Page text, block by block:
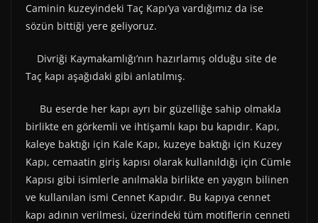
Caminin kuzeyindeki Taç Kapı’ya vardığımız da ise
sözün bittiği yere geliyoruz.
Divriği Kaymakamlığı’nın hazırlamış olduğu site de
Taç kapı aşağıdaki gibi anlatılmış.
Bu eserde her kapı ayrı bir güzelliğe sahip olmakla
birlikte en görkemli ve ihtişamlı kapı bu kapıdır. Kapı,
kaleye baktığı için Kale Kapı, kuzeye baktığı için Kuzey
Kapı, cemaatin giriş kapısı olarak kullanıldığı için Cümle
Kapısı gibi isimlerle anılmakla birlikte en yaygın bilinen
ve kullanılan ismi Cennet Kapıdır. Bu kapıya cennet
kapı adının verilmesi, üzerindeki tüm motiflerin cenneti